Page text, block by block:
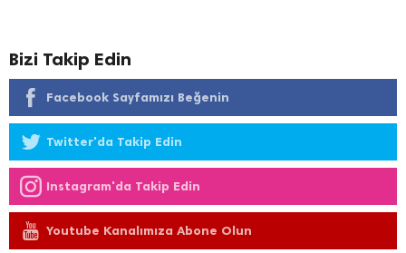
Bizi Takip Edin
Facebook Sayfamızı Beğenin
Twitter'da Takip Edin
Instagram'da Takip Edin
Youtube Kanalımıza Abone Olun